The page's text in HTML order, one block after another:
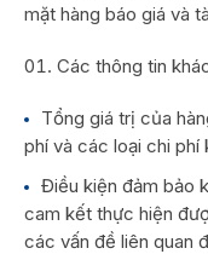
mặt hàng báo giá và
Các thông tin
Tổng giá trị của
phí và các loại chi phí
Điều kiện đảm bảo
cam kết thực hiện
các vấn đề liên quan